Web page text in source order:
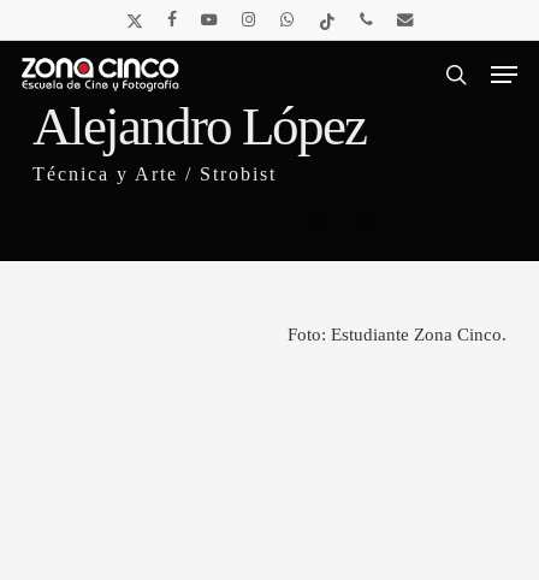
to
main
content
x-
twitter
facebookyoutubeinstagramwhatsapptiktok phone email
Menu
Alejandro López
Técnica y Arte / Strobist
Foto: Estudiante Zona Cinco.